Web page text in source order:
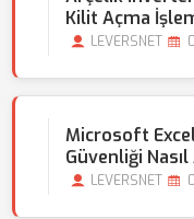
Kilit Açma
LEVERSNET
Microsoft
Güvenliği
LEVERSNET